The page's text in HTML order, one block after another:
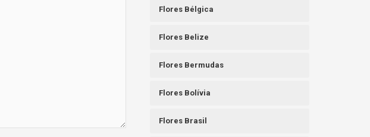
Flores Bélgica
Flores Belize
Flores Bermudas
Flores Bolívia
Flores Brasil